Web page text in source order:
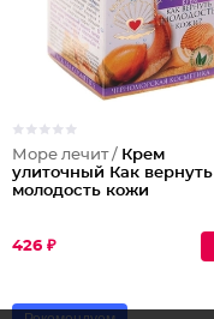
Море лечит / Крем
улиточный Как вернуть
молодость кожи
426 ₽